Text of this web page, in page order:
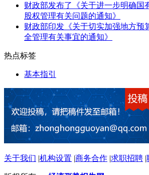
财政部发布了《关于进一步明确国
股权管理有关问题的通知》
财政部印发《关于切实加强地方预
全管理有关事宜的通知》
热点标签
基本指引
关于我们 |机构设置 |商务合作 |求职招聘 |